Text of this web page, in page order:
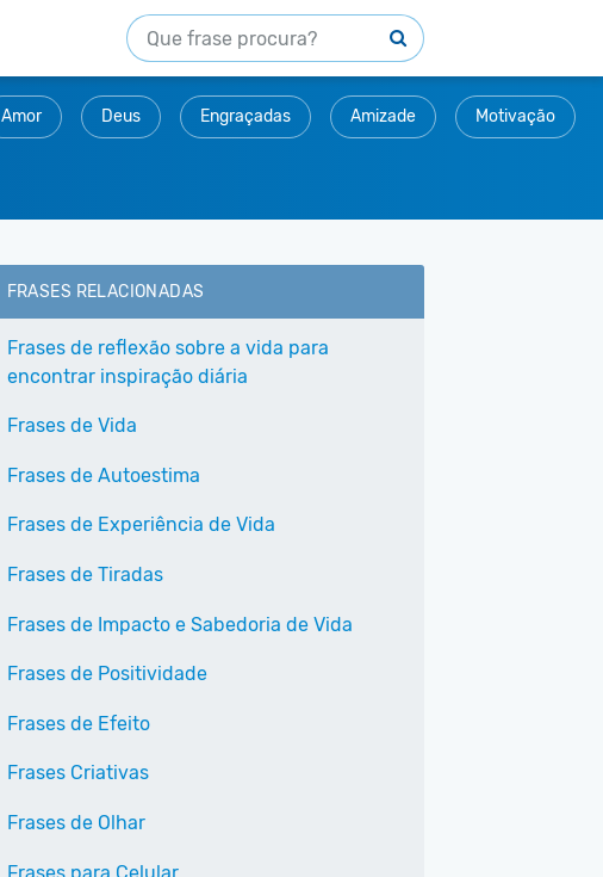
Amor Deus Engraçadas Amizade Motivação
FRASES RELACIONADAS
Frases de reflexão sobre a vida para
encontrar inspiração diária
Frases de Vida
Frases de Autoestima
Frases de Experiência de Vida
Frases de Tiradas
Frases de Impacto e Sabedoria de Vida
Frases de Positividade
Frases de Efeito
Frases Criativas
Frases de Olhar
Frases para Celular